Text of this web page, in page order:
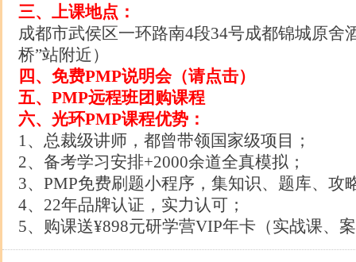
三、上课地点：
成都市武侯区一环路南4段34号成都锦城原舍
桥”站附近）
四、 免费PMP说明会（请点击）
五、PMP远程班团购课程
六、光环PMP课程优势：
1、总裁级讲师，都曾带领国家级项目；
2、备考学习安排+2000余道全真模拟；
3、PMP免费刷题小程序，集知识、题库、攻
4、22年品牌认证，实力认可；
5、购课送¥898元研学营VIP年卡（实战课、